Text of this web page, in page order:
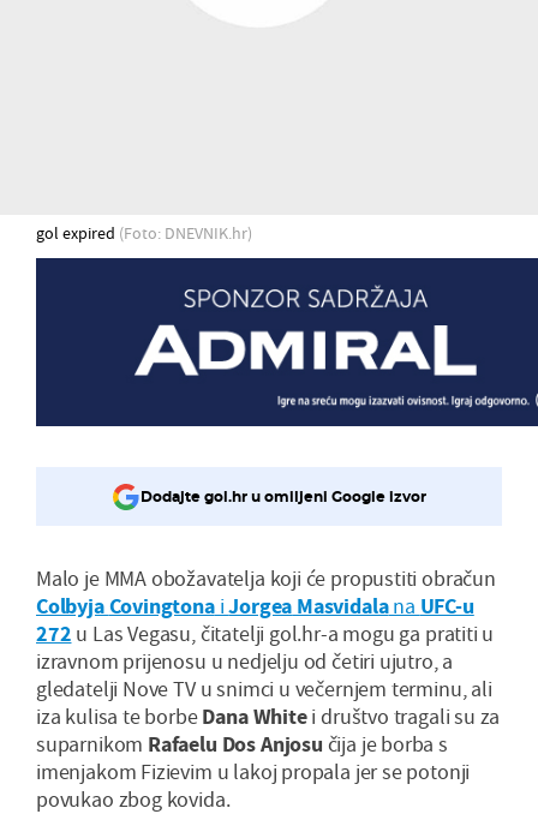
gol expired (Foto: DNEVNIK.hr)
Dodajte gol.hr u omiljeni Google izvor
Malo je MMA obožavatelja koji će propustiti obračun
ColbyjaCovingtonaiJorgea Masvidalana UFC-u
272 u Las Vegasu, čitatelji gol.hr-a mogu ga pratiti u
izravnom prijenosu u nedjelju od četiri ujutro, a
gledatelji Nove TV u snimci u večernjem terminu, ali
iza kulisa te borbeDanaWhitei društvo tragali su za
suparnikom Rafaelu DosAnjosu čija je borba s
imenjakom Fizievim u lakoj propala jer se potonji
povukao zbog kovida.